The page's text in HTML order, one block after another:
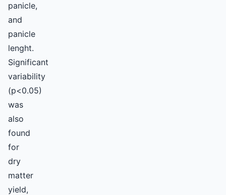
panicle,
and
panicle
lenght.
Significant
variability
(p<0.05)
was
also
found
for
dry
matter
yield,